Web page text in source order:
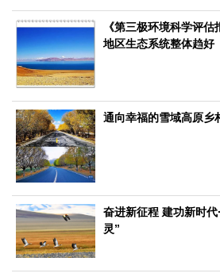
国防建设 军民融合 兵器装备 军营
国际
中国与世界 国际视点
生态
生态文明 能源资源 环境保护 地方
视频
访谈 动态
地方
京 津 冀 晋 蒙
赣
鲁 豫 鄂
《第三极环境科学评
地区生态系统整体趋好
通向幸福的雪域高原乡
奋进新征程 建功新时
灵”